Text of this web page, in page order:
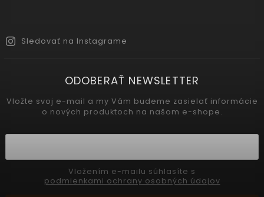
Sledovať na Instagrame
ODOBERAŤ NEWSLETTER
Vložte svoj e-mail a my Vám budeme zasielať informácie
o nových produktoch na našom e-shope.
podmienkami ochrany osobných údajov